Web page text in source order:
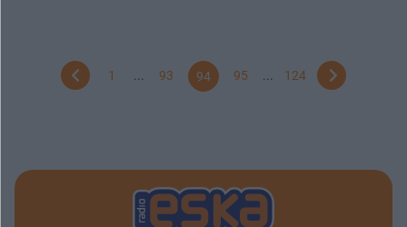
1 93 94 95 124